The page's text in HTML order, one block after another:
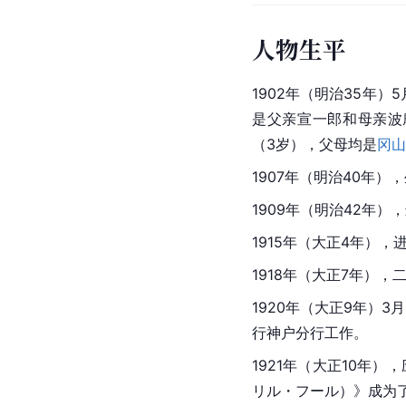
人物生平
1902年（明治35年）5
是父亲宣一郎和母亲
（3岁），父母均是冈
1907年（明治40年）
1909年（明治42年）
1915年（大正4年），
1918年（大正7年），
1920年（大正9年）3
行神户分行工作。
1921年（大正10年）
リル・フール）》成为